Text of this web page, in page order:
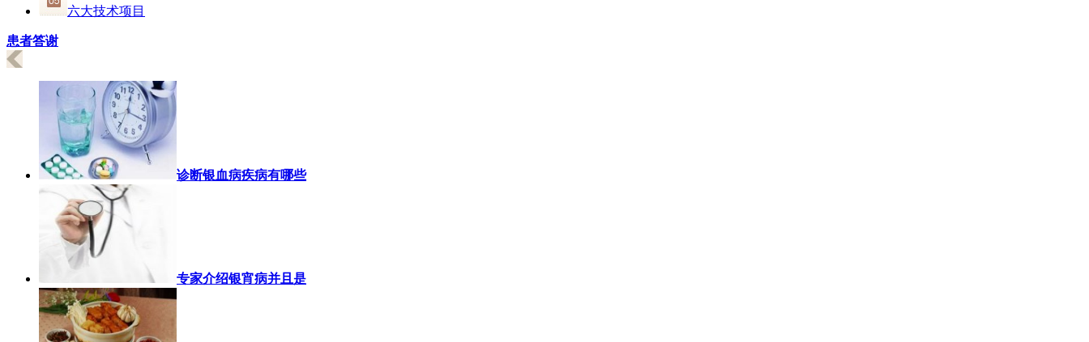
六大技术项目
患者答谢
诊断银血病疾病有哪些
专家介绍银宵病并且是